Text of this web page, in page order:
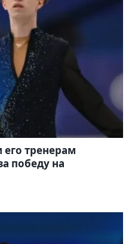
тренерам
победу на